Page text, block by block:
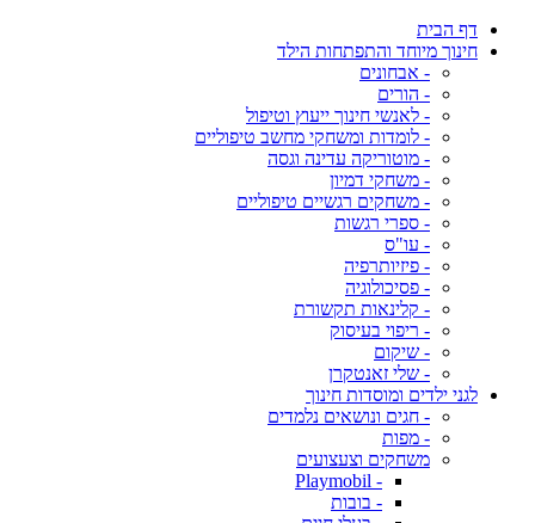
דף הבית
חינוך מיוחד והתפתחות הילד
- אבחונים
- הורים
- לאנשי חינוך ייעוץ וטיפול
- לומדות ומשחקי מחשב טיפוליים
- מוטוריקה עדינה וגסה
- משחקי דמיון
- משחקים רגשיים טיפוליים
- ספרי רגשות
- עו"ס
- פיזיותרפיה
- פסיכולוגיה
- קלינאות תקשורת
- ריפוי בעיסוק
- שיקום
- שלי זאנטקרן
לגני ילדים ומוסדות חינוך
- חגים ונושאים נלמדים
- מפות
משחקים וצעצועים
- Playmobil
- בובות